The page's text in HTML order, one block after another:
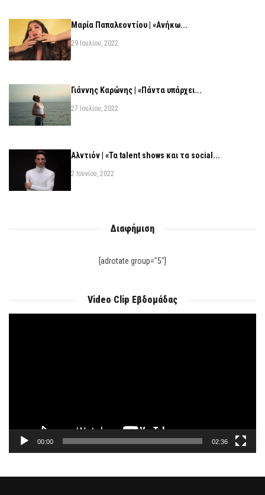
Μαρία Παπαλεοντίου | «Ανήκω...
29 Ιουλίου, 2022
Γιάννης Καρώνης | «Πάντα υπάρχει...
27 Ιουλίου, 2022
Αλντιόν | «Τα talent shows και τα social...
2 Ιουνίου, 2022
Διαφήμιση
[adrotate group="5"]
Video Clip Εβδομάδας
00:00 02:36